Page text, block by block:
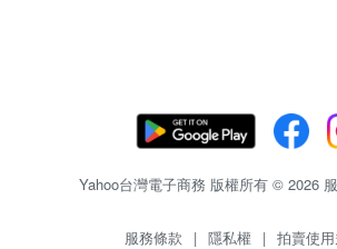
Yahoo台灣電子商務 版權所有 © 2026
服務條款 | 隱私權 | 拍賣使